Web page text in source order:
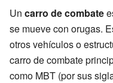
Un carro de combate
se mueve con orugas.
otros vehículos o
carro de combate
como MBT (por sus